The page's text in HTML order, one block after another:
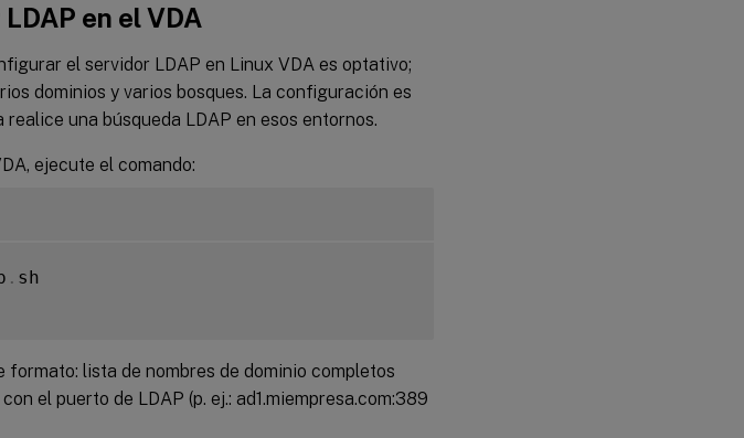
en el VDA
el servidor LDAP en Linux VDA es optativo;
dominios y varios bosques. La configuración es
una búsqueda LDAP en esos entornos.
ejecute el comando:
. sh
lista de nombres de dominio completos
el puerto de LDAP (p. ej.: ad1.miempresa.com:389